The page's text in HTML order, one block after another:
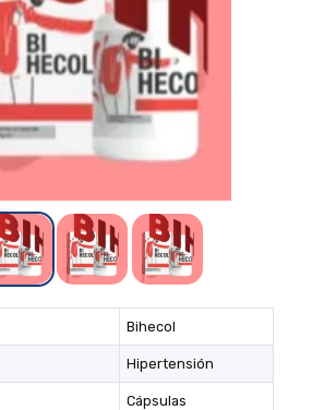
Bihecol
Hipertensión
Cápsulas